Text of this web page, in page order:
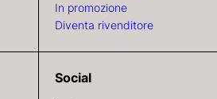
In promozione
Diventa rivenditore
Social